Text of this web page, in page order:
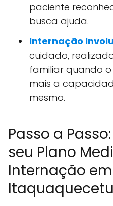
paciente
busca ajuda.
Internação
cuidado,
familiar quando
mais a
mesmo.
Passo a
seu Plano
Internação em